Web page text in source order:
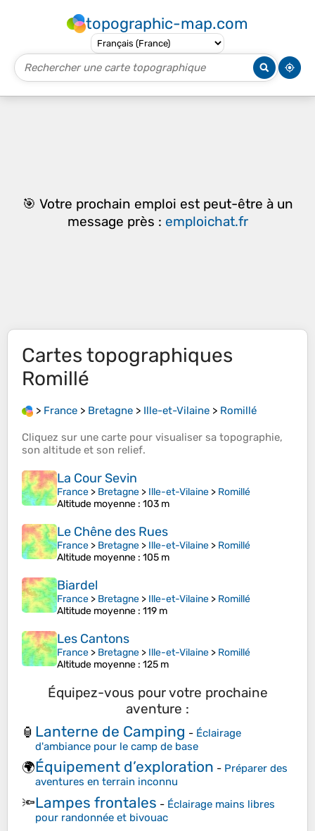
topographic-map.com
🎯 Votre prochain emploi est peut-être à un
message près : emploichat.fr
Cartes topographiques
Romillé
> France > Bretagne > Ille-et-Vilaine > Romillé
Cliquez sur une carte pour visualiser sa topographie,
son altitude et son relief.
La Cour Sevin
France > Bretagne > Ille-et-Vilaine > Romillé
Altitude moyenne : 103 m
Le Chêne des Rues
France > Bretagne > Ille-et-Vilaine > Romillé
Altitude moyenne : 105 m
Biardel
France > Bretagne > Ille-et-Vilaine > Romillé
Altitude moyenne : 119 m
Les Cantons
France > Bretagne > Ille-et-Vilaine > Romillé
Altitude moyenne : 125 m
Équipez-vous pour votre prochaine
aventure :
🏮 Lanterne de Camping - Éclairage
d'ambiance pour le camp de base
🌍Équipement d’exploration - Préparer des
aventures en terrain inconnu
🔦Lampes frontales - Éclairage mains libres
pour randonnée et bivouac